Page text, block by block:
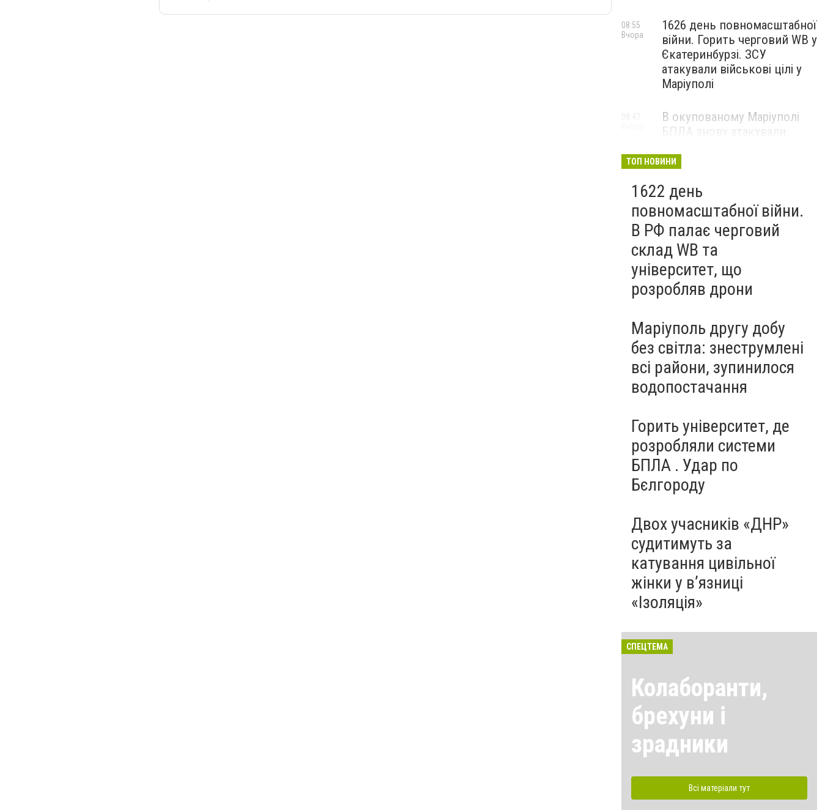
1626 день повномасштабної
війни. Горить черговий WB у
Єкатеринбурзі. ЗСУ
атакували військові цілі у
Маріуполі
08:55
Вчора
В окупованому Маріуполі
БПЛА знову атакували
— ВІДЕО
ТОП НОВИНИ
1622 день
повномасштабної війни.
В РФ палає черговий
склад WB та
університет, що
розробляв дрони
Маріуполь другу добу
без світла: знеструмлені
всі райони, зупинилося
водопостачання
Горить університет, де
розробляли системи
БПЛА . Удар по
Бєлгороду
Двох учасників «ДНР»
судитимуть за
катування цивільної
жінки у в’язниці
«Ізоляція»
СПЕЦТЕМА
Колаборанти,
брехуни і
зрадники
Всі матеріали тут